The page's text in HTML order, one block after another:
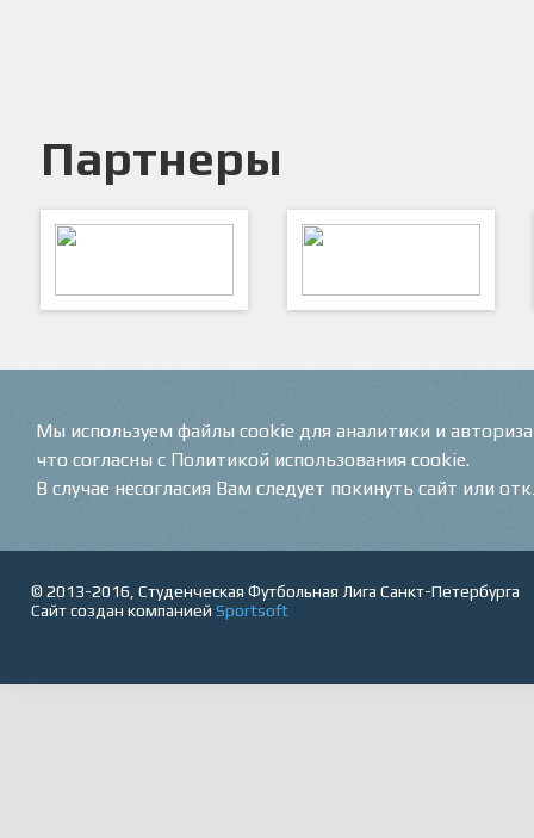
Партнеры
© 2013-2016, Студенческая Футбольная Лига Санкт-Петербурга
Сайт создан компанией Sportsoft
Мы используем файлы cookie для аналитики и
что согласны с Политикой использования cookie.
В случае несогласия Вам следует покинуть сайт или